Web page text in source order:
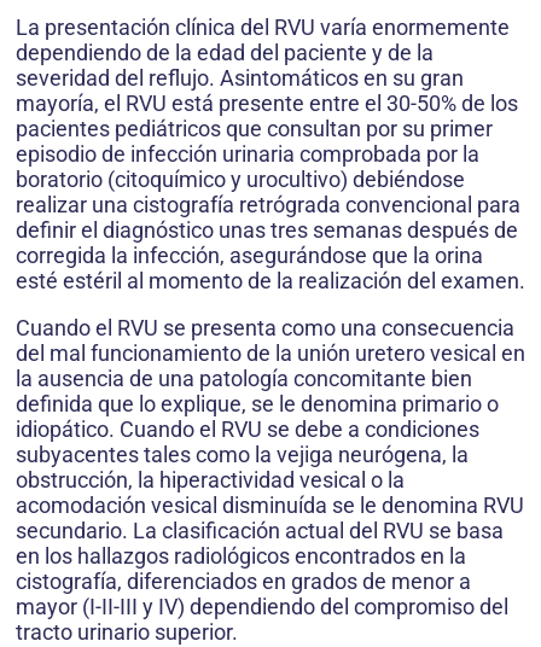
La presentación clínica del RVU varía enormemente
dependiendo de la edad del paciente y de la
severidad del reflujo. Asintomáticos en su gran
mayoría, el RVU está presente entre el 30-50% de los
pacientes pediátricos que consultan por su primer
episodio de infección urinaria comprobada por la
boratorio (citoquímico y urocultivo) debiéndose
realizar una cistografía retrógrada convencional para
definir el diagnóstico unas tres semanas después de
corregida la infección, asegurándose que la orina
esté estéril al momento de la realización del examen.
Cuando el RVU se presenta como una consecuencia
del mal funcionamiento de la unión uretero vesical en
la ausencia de una patología concomitante bien
definida que lo explique, se le denomina primario o
idiopático. Cuando el RVU se debe a condiciones
subyacentes tales como la vejiga neurógena, la
obstrucción, la hiperactividad vesical o la
acomodación vesical disminuída se le denomina RVU
secundario. La clasificación actual del RVU se basa
en los hallazgos radiológicos encontrados en la
cistografía, diferenciados en grados de menor a
mayor (I-II-III y IV) dependiendo del compromiso del
tracto urinario superior.